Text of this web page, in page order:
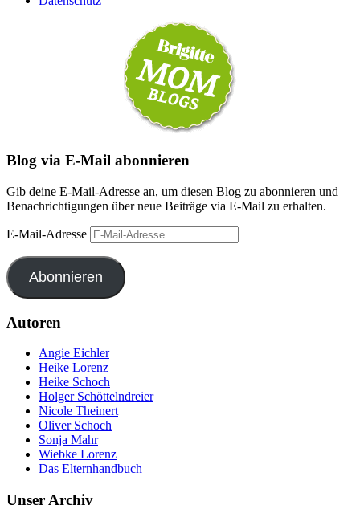
Blog via E-Mail abonnieren
Gib deine E-Mail-Adresse an, um diesen Blog zu abonnieren und
Benachrichtigungen über neue Beiträge via E-Mail zu erhalten.
E-Mail-Adresse
Abonnieren
Autoren
Angie Eichler
Heike Lorenz
Heike Schoch
Holger Schöttelndreier
Nicole Theinert
Oliver Schoch
Sonja Mahr
Wiebke Lorenz
Das Elternhandbuch
Unser Archiv